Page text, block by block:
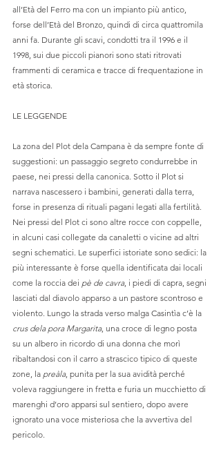
all’Età del Ferro ma con un impianto più antico,
forse dell’Età del Bronzo, quindi di circa quattromila
anni fa. Durante gli scavi, condotti tra il 1996 e il
1998, sui due piccoli pianori sono stati ritrovati
frammenti di ceramica e tracce di frequentazione in
età storica.
LE LEGGENDE
La zona del Plot dela Campana è da sempre fonte di
suggestioni: un passaggio segreto condurrebbe in
paese, nei pressi della canonica. Sotto il Plot si
narrava nascessero i bambini, generati dalla terra,
forse in presenza di rituali pagani legati alla fertilità.
Nei pressi del Plot ci sono altre rocce con coppelle,
in alcuni casi collegate da canaletti o vicine ad altri
segni schematici. Le superfici istoriate sono sedici: la
più interessante è forse quella identificata dai locali
come la roccia dei pè de cavra, i piedi di capra, segni
lasciati dal diavolo apparso a un pastore scontroso e
violento. Lungo la strada verso malga Casintìa c’è la
crus dela pora Margarita, una croce di legno posta
su un albero in ricordo di una donna che morì
ribaltandosi con il carro a strascico tipico di queste
zone, la preàla, punita per la sua avidità perché
voleva raggiungere in fretta e furia un mucchietto di
marenghi d’oro apparsi sul sentiero, dopo avere
ignorato una voce misteriosa che la avvertiva del
pericolo.